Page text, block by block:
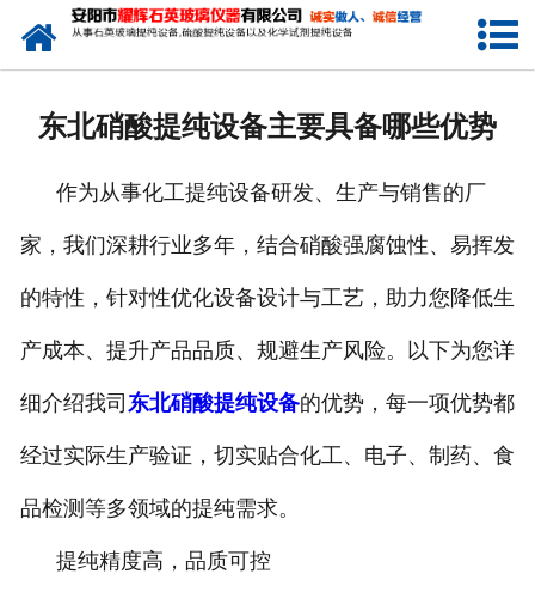
网站首页
工程业绩
发货展示
联系我们
东北硝酸提纯设备主要具备哪些优势
作为从事化工提纯设备研发、生产与销售的厂
家，我们深耕行业多年，结合硝酸强腐蚀性、易挥发
的特性，针对性优化设备设计与工艺，助力您降低生
产成本、提升产品品质、规避生产风险。以下为您详
细介绍我司 东北硝酸提纯设备的优势，每一项优势都
经过实际生产验证，切实贴合化工、电子、制药、食
品检测等多领域的提纯需求。
提纯精度高，品质可控